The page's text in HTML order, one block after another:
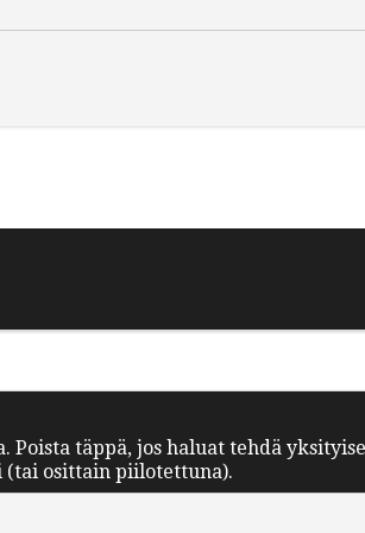
täppä, jos haluat tehdä
(tai osittain piilotettuna).